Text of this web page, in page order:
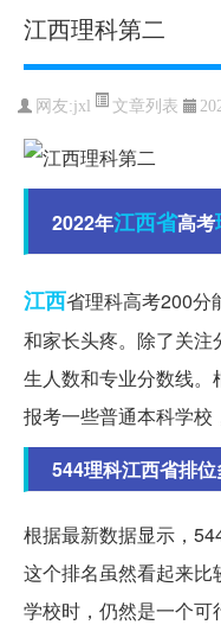
江西理科第二
网友:jxl 文章列表
2022年江西省高考
江西省理科高考200分
和家长头疼。除了关
生人数和专业分数线
报考一些普通本科学校
544理科江西省排
根据最新数据显示，
这个排名虽然看起来
学校时，仍然是一个可